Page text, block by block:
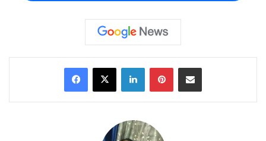
को मेडिकल भाषा मेंमायोकार्डियल इंफार्क्शन
कहा जाता है। यह तब होता है जब दिल तक खून पहुंचाने वाली
धमनियों में ब्लॉकेज आ जाता है। ब्लॉकेज की वजह से दिल की
मांसपेशियों तक पर्याप्त ऑक्सीजन और खून नहीं पहुंच पाता,
जिससे दिल की कोशिकाएं धीरे-धीरे डैमेज होने लगती हैं।